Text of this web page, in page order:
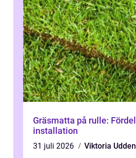
Gräsmatta på rulle:
installation
31 juli 2026
Viktoria